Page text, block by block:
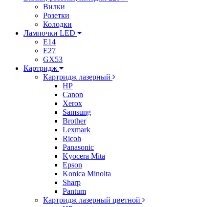
Вилки
Розетки
Колодки
Лампочки LED
E14
E27
GX53
Картридж
Картридж лазерный
HP
Canon
Xerox
Samsung
Brother
Lexmark
Ricoh
Panasonic
Kyocera Mita
Epson
Konica Minolta
Sharp
Pantum
Картридж лазерный цветной